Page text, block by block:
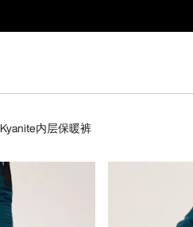
Kyanite内层保暖裤